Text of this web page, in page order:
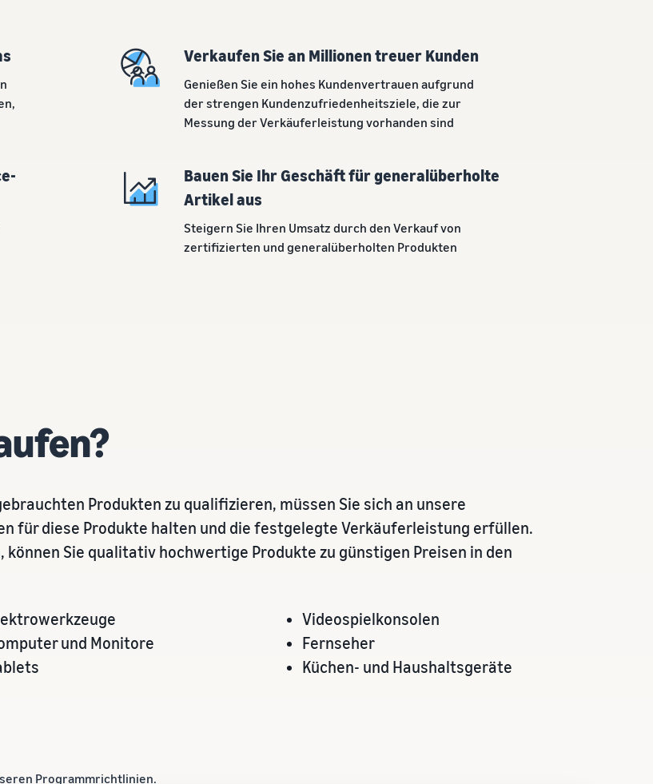
Verkaufen Sie an Millionen treuer Kunden
Genießen Sie ein hohes Kundenvertrauen aufgrund
der strengen Kundenzufriedenheitsziele, die zur
Messung der Verkäuferleistung vorhanden sind
Bauen Sie Ihr Geschäft für generalüberholte
Artikel aus
Steigern Sie Ihren Umsatz durch den Verkauf von
zertifizierten und generalüberholten Produkten
Produkten zu qualifizieren, müssen Sie sich an unsere
für diese Produkte halten und die festgelegte Verkäuferleistung erfüllen.
Sie qualitativ hochwertige Produkte zu günstigen Preisen in den
und Monitore
Videospielkonsolen
Fernseher
Küchen- und Haushaltsgeräte
Programmrichtlinien.